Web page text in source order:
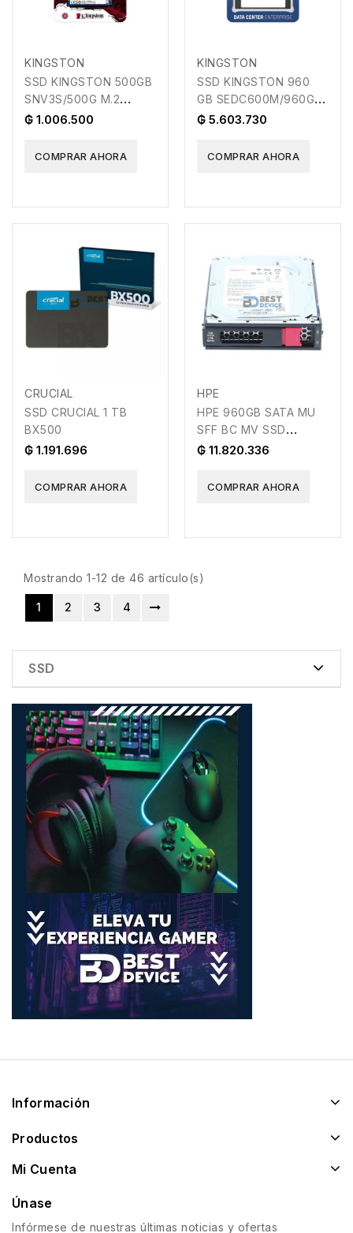
KINGSTON
SSD KINGSTON 500GB
SNV3S/500G M.2
NVME PCIE 4.0
₲ 1.006.500
COMPRAR AHORA
KINGSTON
SSD KINGSTON 960
GB SEDC600M/960G
PARA SERVIDORES
₲ 5.603.730
COMPRAR AHORA
CRUCIAL
SSD CRUCIAL 1 TB
BX500
₲ 1.191.696
COMPRAR AHORA
HPE
HPE 960GB SATA MU
SFF BC MV SSD
(P40503-B21)
₲ 11.820.336
COMPRAR AHORA
Mostrando 1-12 de 46 artículo(s)
1 2 3 4
SSD
Información
Productos
Mi Cuenta
Únase
Infórmese de nuestras últimas noticias y ofertas